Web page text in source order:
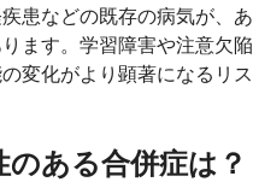
患などの既存の病気が、あ
ます。学習障害や注意欠陥
変化がより顕著になるリス
ある合併症は？